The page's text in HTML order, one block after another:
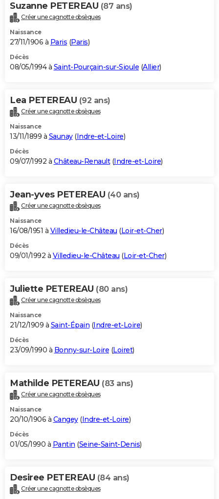
Suzanne PETEREAU (87 ans)
Créer une cagnotte obsèques
Naissance
27/11/1906 à Paris (Paris)
Décès
08/05/1994 à Saint-Pourçain-sur-Sioule (Allier)
Lea PETEREAU (92 ans)
Créer une cagnotte obsèques
Naissance
13/11/1899 à Saunay(Indre-et-Loire)
Décès
09/07/1992 à Château-Renault(Indre-et-Loire)
Jean-yves PETEREAU (40 ans)
Créer une cagnotte obsèques
Naissance
16/08/1951 à Villedieu-le-Château (Loir-et-Cher)
Décès
09/01/1992 à Villedieu-le-Château (Loir-et-Cher)
Juliette PETEREAU (80 ans)
Créer une cagnotte obsèques
Naissance
21/12/1909 à Saint-Épain (Indre-et-Loire)
Décès
23/09/1990 à Bonny-sur-Loire (Loiret)
Mathilde PETEREAU (83 ans)
Créer une cagnotte obsèques
Naissance
20/10/1906 à Cangey(Indre-et-Loire)
Décès
01/05/1990 à Pantin (Seine-Saint-Denis)
Desiree PETEREAU (84 ans)
Créer une cagnotte obsèques